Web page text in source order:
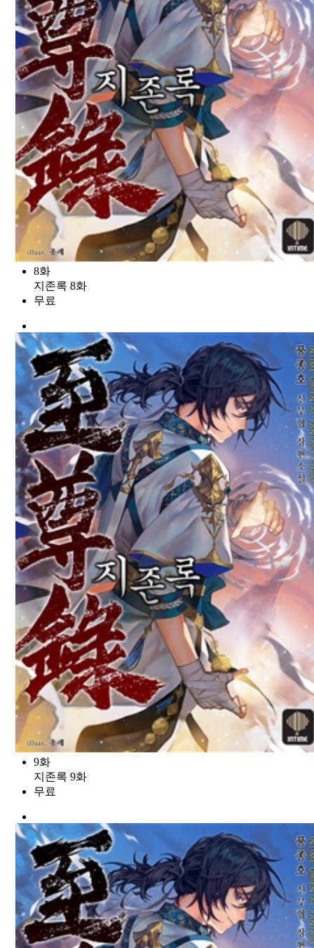
8화
지존록 8화
무료
9화
지존록 9화
무료